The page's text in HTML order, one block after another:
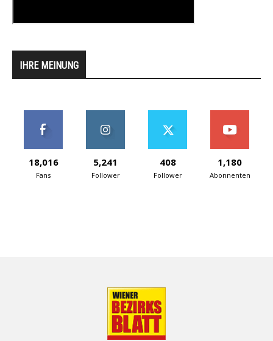
IHRE MEINUNG
18,016
Fans
5,241
Follower
408
Follower
1,180
Abonnenten